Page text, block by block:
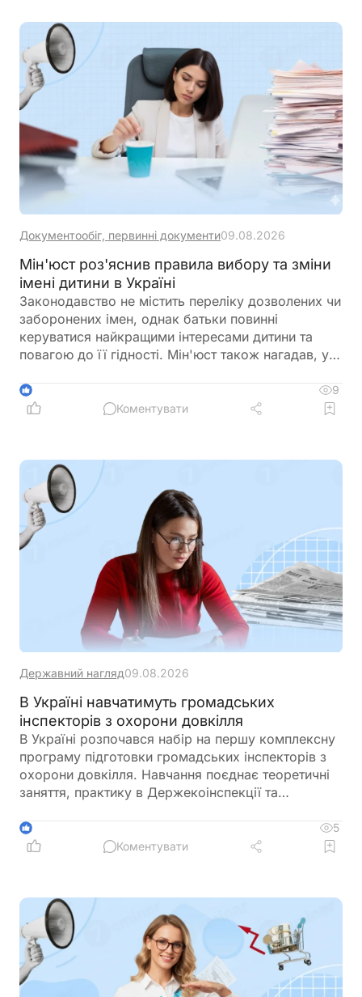
Документообіг, первинні документи09.08.2026
Мін'юст роз'яснив правила вибору та зміни
імені дитини в Україні
Законодавство не містить переліку дозволених чи
заборонених імен, однак батьки повинні
керуватися найкращими інтересами дитини та
повагою до її гідності. Мін'юст також нагадав, у
дитини
1
9
Коментувати
Державний нагляд09.08.2026
В Україні навчатимуть громадських
інспекторів з охорони довкілля
В Україні розпочався набір на першу комплексну
програму підготовки громадських інспекторів з
охорони довкілля. Навчання поєднає теоретичні
заняття, практику в Держекоінспекції та
1
5
Коментувати